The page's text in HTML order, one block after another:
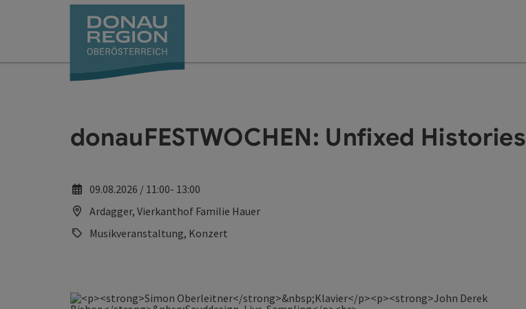
donauFESTWOCHEN: Unfixed Histories
09.08.2026 / 11:00- 13:00
Ardagger, Vierkanthof Familie Hauer
Musikveranstaltung, Konzert